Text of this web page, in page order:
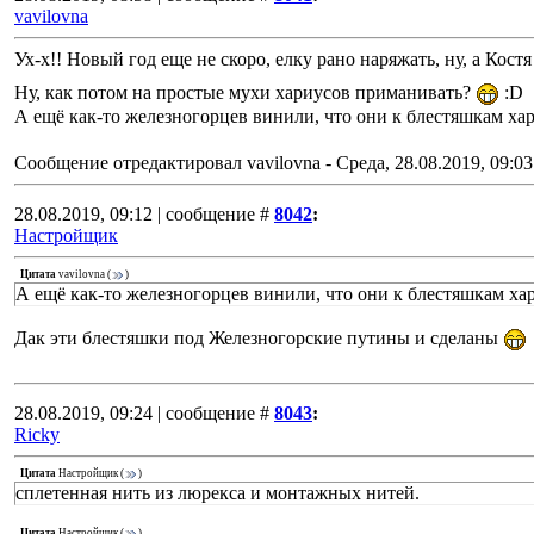
vavilovna
Ух-х!! Новый год еще не скоро, елку рано наряжать, ну, а
Ну, как потом на простые мухи хариусов приманивать?
:D
А ещё как-то железногорцев винили, что они к блестяшкам
Сообщение отредактировал vavilovna - Среда, 28.08.2019, 09:03
28.08.2019, 09:12 | сообщение # 8042:
Настройщик
Цитата vavilovna ( )
А ещё как-то железногорцев винили, что они к блестяшкам
Дак эти блестяшки под Железногорские путины и сделаны
28.08.2019, 09:24 | сообщение # 8043:
Ricky
Цитата Настройщик( )
сплетенная нить из люрекса и монтажных нитей.